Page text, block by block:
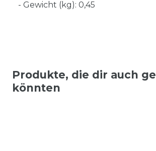
- Gewicht (kg): 0,45
Produkte, die dir auch
könnten